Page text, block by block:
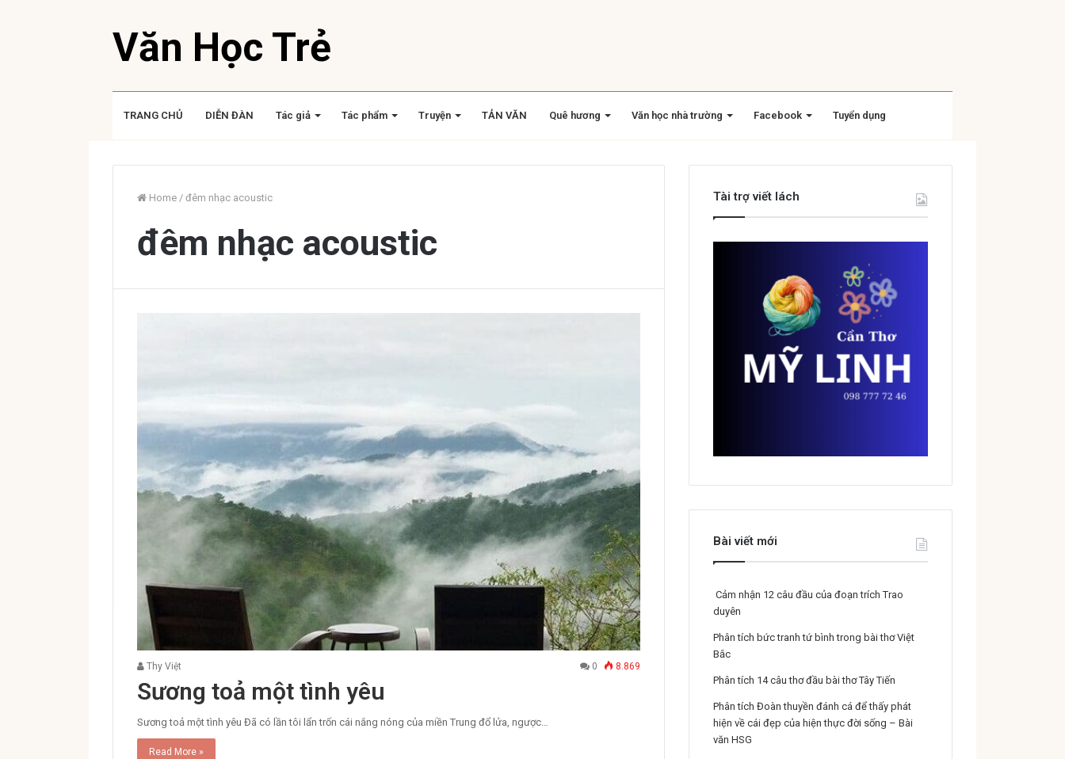
Văn Học Trẻ
TRANG CHỦ DIỄN ĐÀN Tác giả Tác phẩm Truyện TẢN VĂN Quê hương Văn học nhà trường Facebook Tuyển dụng
Home / đêm nhạc acoustic
đêm nhạc acoustic
Thy Việt 0 8.869
Sương toả một tình yêu
Sương toả một tình yêu Đã có lần tôi lẩn trốn cái nắng nóng của miền Trung đổ lửa, ngược…
Read More »
Tài trợ viết lách
Bài viết mới
Cảm nhận 12 câu đầu của đoạn trích Trao
duyên
Phân tích bức tranh tứ bình trong bài thơ Việt
Bắc
Phân tích 14 câu thơ đầu bài thơ Tây Tiến
Phân tích Đoàn thuyền đánh cá để thấy phát
hiện về cái đẹp của hiện thực đời sống – Bài
văn HSG